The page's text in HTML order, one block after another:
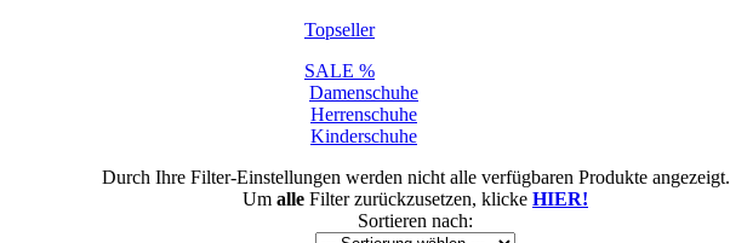
Topseller
SALE %
Damenschuhe
Herrenschuhe
Kinderschuhe
Durch Ihre Filter-Einstellungen werden nicht alle verfügbaren Produkte angezeigt.
Um alle Filter zurückzusetzen, klicke HIER!
Sortieren nach: